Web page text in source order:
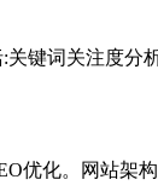
键词关注度分
优化。网站架